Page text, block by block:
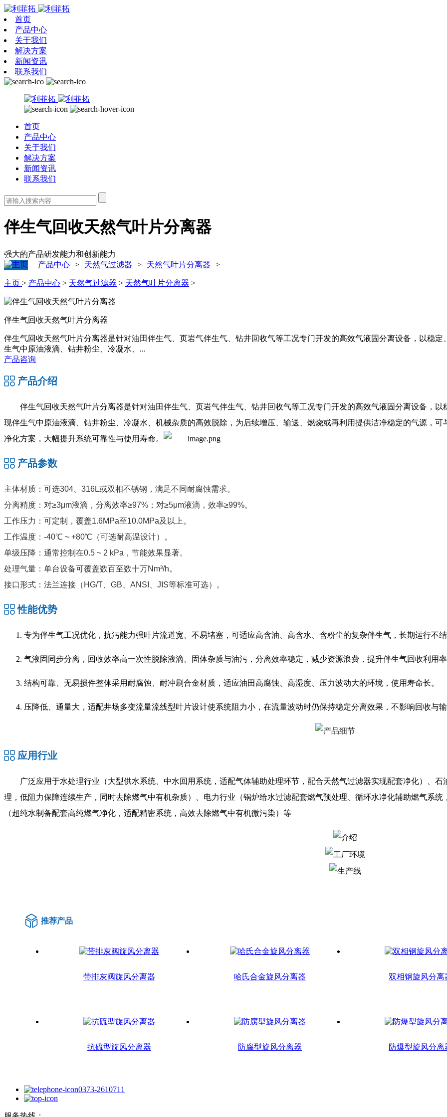
首页
产品中心
关于我们
解决方案
新闻资讯
联系我们
首页
产品中心
关于我们
解决方案
新闻资讯
联系我们
伴生气回收天然气叶片分离器
强大的产品研发能力和创新能力
产品中心 > 天然气过滤器 > 天然气叶片分离器 >
主页 > 产品中心 > 天然气过滤器 > 天然气叶片分离器 >
伴生气回收天然气叶片分离器
伴生气回收天然气叶片分离器是针对油田伴生气、页岩气伴生气、钻井回收气等工况专门开发的高效气液固分离设备，以稳
生气中原油液滴、钻井粉尘、冷凝水、...
产品咨询
产品介绍
伴生气回收天然气叶片分离器是针对油田伴生气、页岩气伴生气、钻井回收气等工况专门开发的高效气液固分离设备，
现伴生气中原油液滴、钻井粉尘、冷凝水、机械杂质的高效脱除，为后续增压、输送、燃烧或再利用提供洁净稳定的气源，可
净化方案，大幅提升系统可靠性与使用寿命。
产品参数
主体材质：可选304、316L或双相不锈钢，满足不同耐腐蚀需求。
分离精度：对≥3μm液滴，分离效率≥97%；对≥5μm液滴，效率≥99%。
工作压力：可定制，覆盖1.6MPa至10.0MPa及以上。
工作温度：-40℃ ~ +80℃（可选耐高温设计）。
单级压降：通常控制在0.5 ~ 2 kPa，节能效果显著。
处理气量：单台设备可覆盖数百至数十万Nm³/h。
接口形式：法兰连接（HG/T、GB、ANSI、JIS等标准可选）。
性能优势
专为伴生气工况优化，抗污能力强叶片流道宽、不易堵塞，可适应高含油、高含水、含粉尘的复杂伴生气，长期运行不结
气液固同步分离，回收效率高一次性脱除液滴、固体杂质与油污，分离效率稳定，减少资源浪费，提升伴生气回收利用率
结构可靠、无易损件整体采用耐腐蚀、耐冲刷合金材质，适应油田高腐蚀、高湿度、压力波动大的环境，使用寿命长。
压降低、通量大，适配井场多变流量流线型叶片设计使系统阻力小，在流量波动时仍保持稳定分离效果，不影响回收与输
应用行业
广泛应用于水处理行业（大型供水系统、中水回用系统，适配气体辅助处理环节，配合天然气过滤器实现配套净化）、
理，低阻力保障连续生产，同时去除燃气中有机杂质）、电力行业（锅炉给水过滤配套燃气预处理、循环水净化辅助燃气系
（超纯水制备配套高纯燃气净化，适配精密系统，高效去除燃气中有机微污染）等
推荐产品
带排灰阀旋风分离器 哈氏合金旋风分离器 双相钢旋风分离
抗硫型旋风分离器 防腐型旋风分离器 防爆型旋风分离
0373-2610711